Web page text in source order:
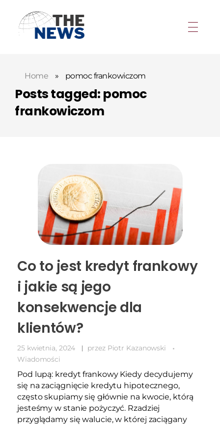
Home » pomoc frankowiczom
Posts tagged: pomoc
frankowiczom
Co to jest kredyt frankowy
i jakie są jego
konsekwencje dla
klientów?
25 kwietnia, 2024 przez Piotr Kazanowski
Wiadomości
Pod lupą: kredyt frankowy Kiedy decydujemy
się na zaciągnięcie kredytu hipotecznego,
często skupiamy się głównie na kwocie, którą
jesteśmy w stanie pożyczyć. Rzadziej
przyglądamy się walucie, w której zaciągany